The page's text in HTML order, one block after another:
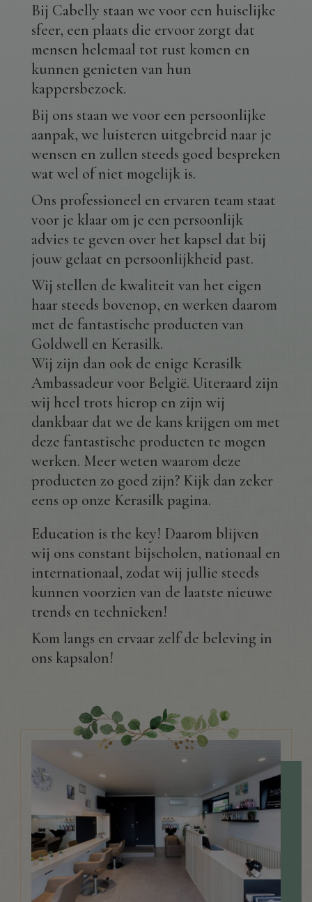
Bij Cabelly staan we voor een huiselijke
sfeer, een plaats die ervoor zorgt dat
mensen helemaal tot rust komen en
kunnen genieten van hun
kappersbezoek.
Bij ons staan we voor een persoonlijke
aanpak, we luisteren uitgebreid naar je
wensen en zullen steeds goed bespreken
wat wel of niet mogelijk is.
Ons professioneel en ervaren team staat
voor je klaar om je een persoonlijk
advies te geven over het kapsel dat bij
jouw gelaat en persoonlijkheid past.
Wij stellen de kwaliteit van het eigen
haar steeds bovenop, en werken daarom
met de fantastische producten van
Goldwell en Kerasilk.
Wij zijn dan ook de enige Kerasilk
Ambassadeur voor België. Uiteraard zijn
wij heel trots hierop en zijn wij
dankbaar dat we de kans krijgen om met
deze fantastische producten te mogen
werken. Meer weten waarom deze
producten zo goed zijn? Kijk dan zeker
eens op onze Kerasilk pagina.
Education is the key! Daarom blijven
wij ons constant bijscholen, nationaal en
internationaal, zodat wij jullie steeds
kunnen voorzien van de laatste nieuwe
trends en technieken!
Kom langs en ervaar zelf de beleving in
ons kapsalon!